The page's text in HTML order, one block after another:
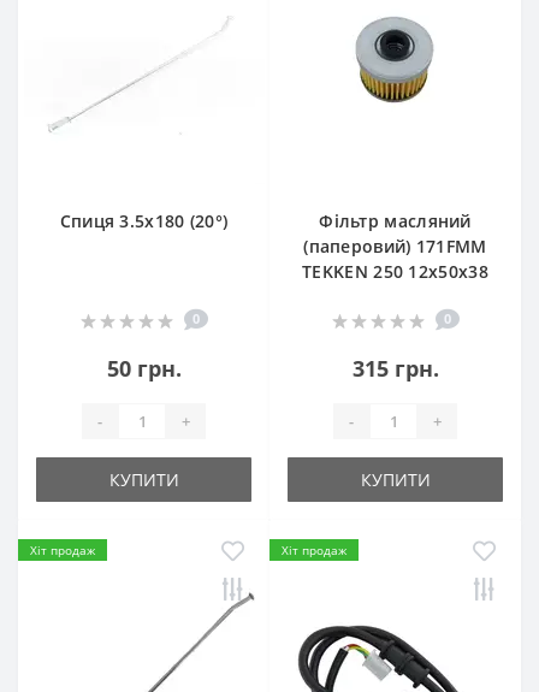
Спиця 3.5х180 (20°)
0
50 грн.
- +
КУПИТИ
Фільтр масляний
(паперовий) 171FMM
TEKKEN 250 12х50х38
0
315 грн.
- +
КУПИТИ
Хіт продаж Хіт продаж